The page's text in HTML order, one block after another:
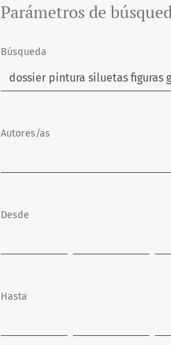
Parámetros de
Búsqueda
Autores/as
Desde
Hasta